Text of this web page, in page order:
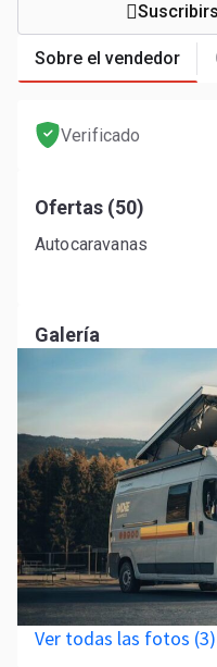
Sobre el vendedor
Verificado
Ofertas (50)
Autocaravanas
Galería
Ver todas las fotos (3)